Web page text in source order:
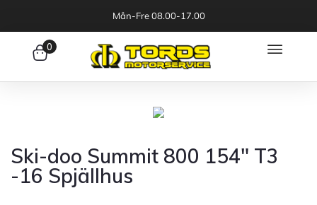
Mån-Fre 08.00-17.00
0
Ski-doo Summit 800 154″ T3
-16 Spjällhus